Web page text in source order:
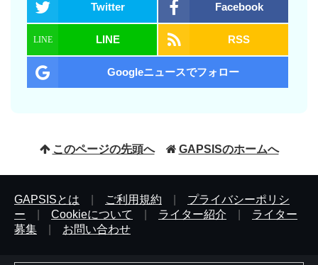
Twitter Facebook
LINE RSS
Googleニュースでフォロー
このページの先頭へ GAPSISのホームへ
GAPSISとは ご利用規約
プライバシーポリシ
ー
Cookieについて ライター紹介
ライター
募集
お問い合わせ